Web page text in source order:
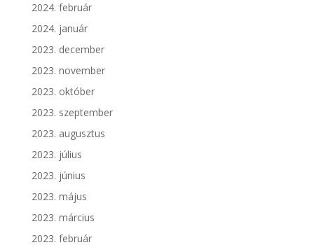
2024. február
2024. január
2023. december
2023. november
2023. október
2023. szeptember
2023. augusztus
2023. július
2023. június
2023. május
2023. március
2023. február